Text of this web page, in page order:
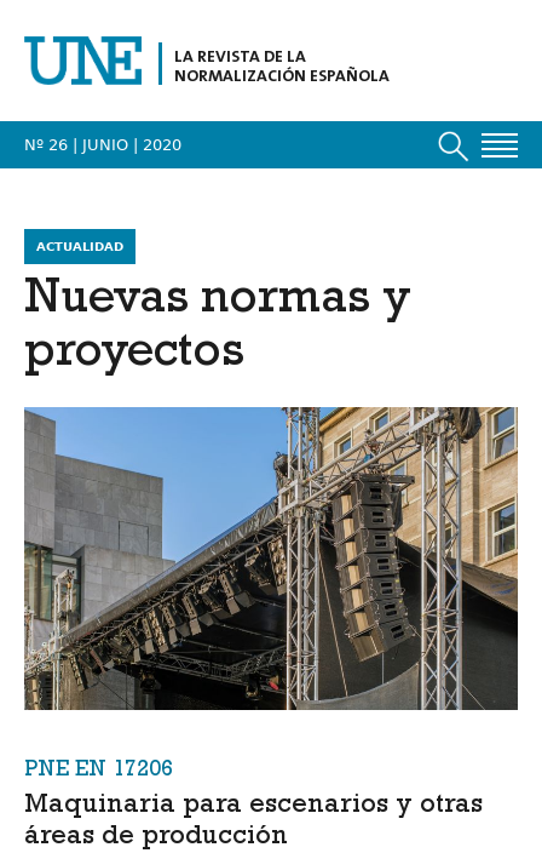
LA REVISTA DE LA
NORMALIZACIÓN ESPAÑOLA
Nº 26 | JUNIO | 2020
ACTUALIDAD
Nuevas normas y
proyectos
PNE EN 17206
Maquinaria para escenarios y otras
áreas de producción